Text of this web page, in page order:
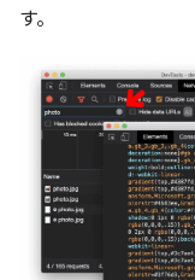
す。